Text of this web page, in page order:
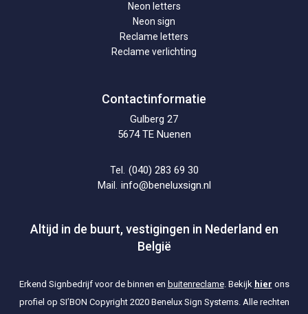
Neon letters
Neon sign
Reclame letters
Reclame verlichting
Contactinformatie
Gulberg 27
5674 TE Nuenen
Tel. (040) 283 69 30
Mail. info@beneluxsign.nl
Altijd in de buurt, vestigingen in Nederland en
België
Erkend Signbedrijf voor de binnen en buitenreclame. Bekijk hier ons
profiel op SI’BON Copyright 2020 Benelux Sign Systems. Alle rechten